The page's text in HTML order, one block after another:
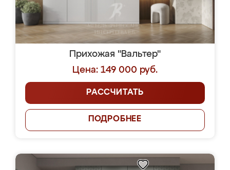
Прихожая "Вальтер"
Цена: 149 000 руб.
РАССЧИТАТЬ
ПОДРОБНЕЕ